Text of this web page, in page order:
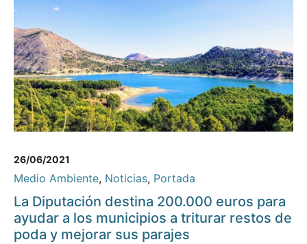
26/06/2021
Medio Ambiente, Noticias, Portada
La Diputación destina 200.000 euros para
ayudar a los municipios a triturar restos de
poda y mejorar sus parajes